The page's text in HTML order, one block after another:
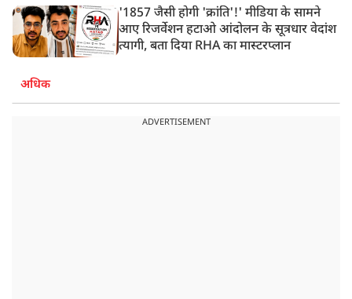
'1857 जैसी होगी 'क्रांति'!' मीडिया के सामने
आए रिजर्वेशन हटाओ आंदोलन के सूत्रधार वेदांश
त्यागी, बता दिया RHA का मास्टरप्लान
अधिक
ADVERTISEMENT